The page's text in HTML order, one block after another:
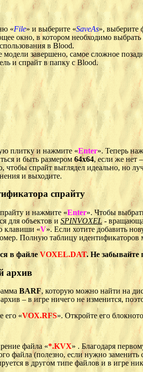
«File» и выберите «SaveAs», выберите
окно, в котором необходимо выбрать
в Blood.
модели завершено, самое сложное
и спрайт в папку с Blood.
плитку и нажмите «Enter». Теперь
и быть размером 64x64, если же нет
чтобы спрайт выглядел идеально, но
и выходите.
спрайту
и нажмите «Enter». Чтобы
для объектов и SPINVOXEL-
клавиши «V». Если хотите добавить
Полную таблицу
в файлеVOXEL.DAT. Не забывайте
архив
BARF, которую можно найти на
– в игре ничего не изменится,
его «VOX.RFS». Откройте его
файла «*.KVX» . Благодаря
файла (полезно, если нужно
в другом типе файлов и в игре